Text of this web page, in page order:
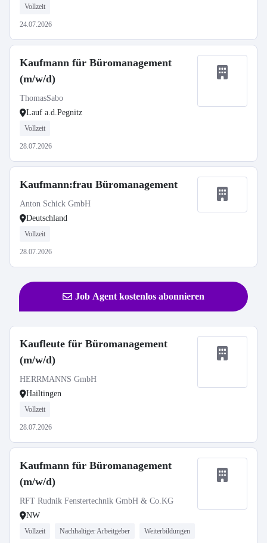
Vollzeit
24.07.2026
Kaufmann für Büromanagement
(m/w/d)
ThomasSabo
Lauf a.d.Pegnitz
Vollzeit
28.07.2026
Kaufmann:frau Büromanagement
Anton Schick GmbH
Deutschland
Vollzeit
28.07.2026
Job Agent kostenlos abonnieren
Kaufleute für Büromanagement
(m/w/d)
HERRMANNS GmbH
Hailtingen
Vollzeit
28.07.2026
Kaufmann für Büromanagement
(m/w/d)
RFT Rudnik Fenstertechnik GmbH & Co.KG
NW
Vollzeit Nachhaltiger Arbeitgeber Weiterbildungen